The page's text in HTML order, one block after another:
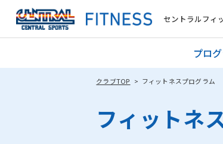
セントラルフィ
プロ
クラブTOP フィットネスプログラム
フィットネ